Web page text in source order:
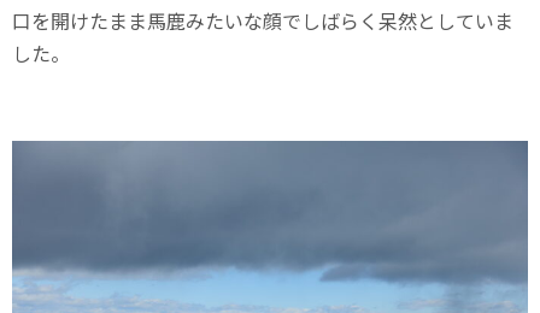
口を開けたまま馬鹿みたいな顔でしばらく呆然としていま
した。